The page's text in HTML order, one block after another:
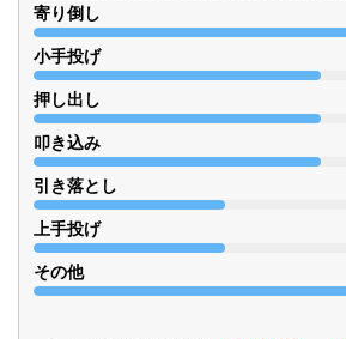
寄り倒し
小手投げ
押し出し
叩き込み
引き落とし
上手投げ
その他